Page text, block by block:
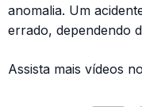
anomalia. Um
errado, dependendo
Assista mais vídeos